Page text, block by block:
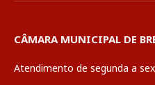
CÂMARA MUNICIPAL DE
Atendimento de segunda a